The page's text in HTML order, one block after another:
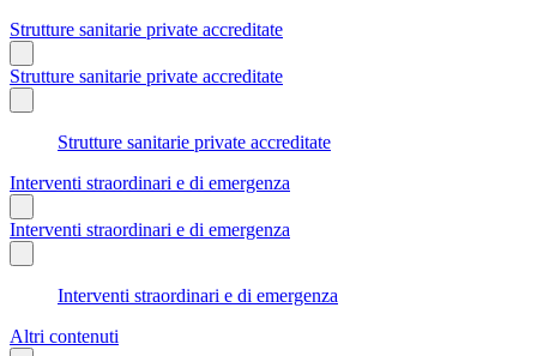
Strutture sanitarie private accreditate
Strutture sanitarie private accreditate
Strutture sanitarie private accreditate
Interventi straordinari e di emergenza
Interventi straordinari e di emergenza
Interventi straordinari e di emergenza
Altri contenuti